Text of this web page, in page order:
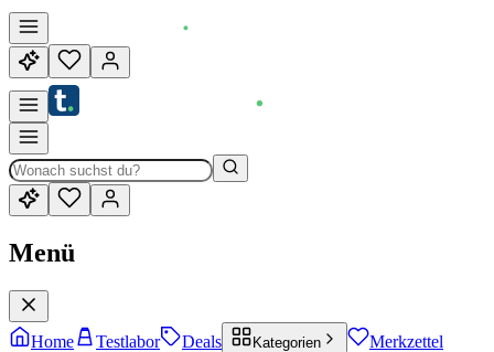
Menü
Home Testlabor Deals Kategorien Merkzettel